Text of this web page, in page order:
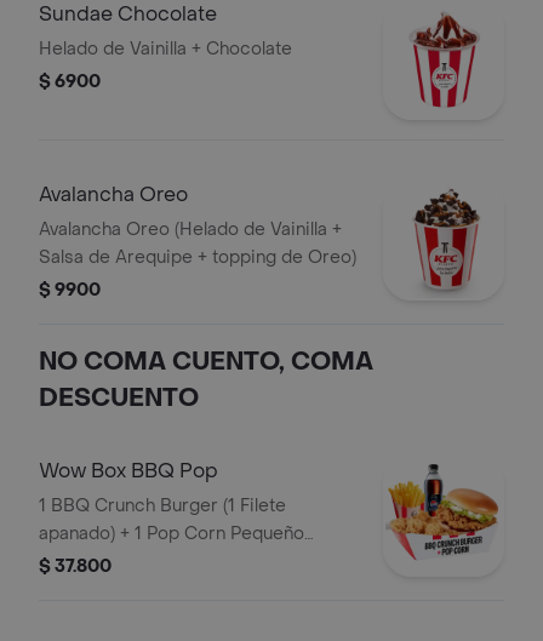
Sundae Chocolate
Helado de Vainilla + Chocolate
$ 6900
Avalancha Oreo
Avalancha Oreo (Helado de Vainilla +
Salsa de Arequipe + topping de Oreo)
$ 9900
NO COMA CUENTO, COMA
DESCUENTO
Wow Box BBQ Pop
1 BBQ Crunch Burger (1 Filete
apanado) + 1 Pop Corn Pequeño
(Trocitos de pechuga pollo apanados)
$ 37.800